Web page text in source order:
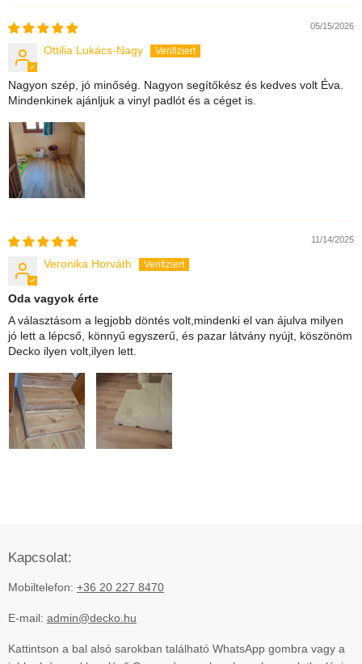
05/15/2026
Ottilia Lukács-Nagy
Nagyon szép, jó minőség. Nagyon segítőkész és kedves volt Éva.
Mindenkinek ajánljuk a vinyl padlót és a céget is.
11/14/2025
Veronika Horváth
Oda vagyok érte
A választásom a legjobb döntés volt,mindenki el van ájulva milyen
jó lett a lépcső, könnyű egyszerű, és pazar látvány nyújt, köszönöm
Decko ilyen volt,ilyen lett.
Kapcsolat:
Mobiltelefon: +36 20 227 8470
E-mail: admin@decko.hu
Kattintson a bal alsó sarokban található WhatsApp gombra vagy a